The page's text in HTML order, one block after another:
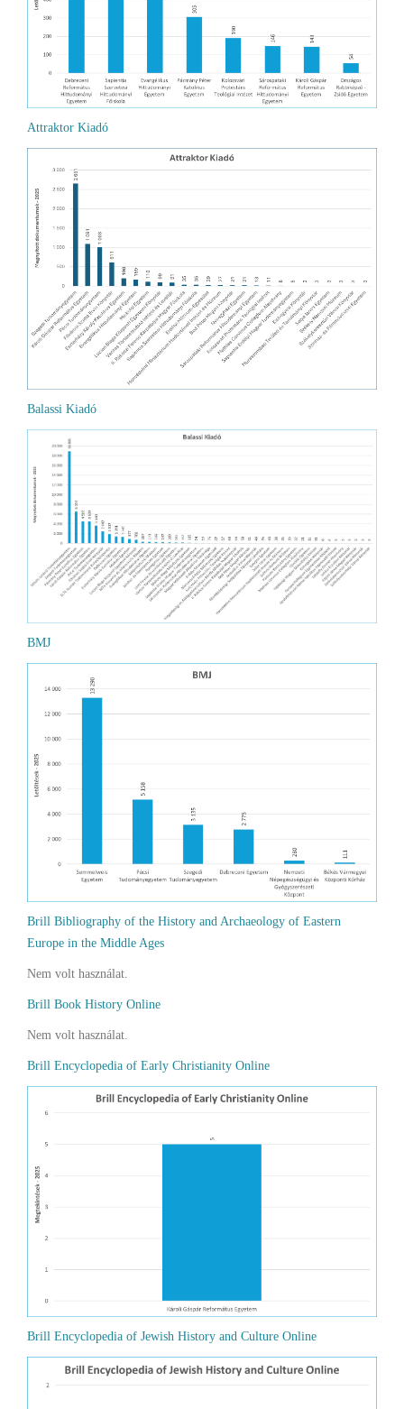
Attraktor Kiadó
Balassi Kiadó
BMJ
Brill Bibliography of the History and Archaeology of Eastern
Europe in the Middle Ages
Nem volt használat.
Brill Book History Online
Nem volt használat.
Brill Encyclopedia of Early Christianity Online
Brill Encyclopedia of Jewish History and Culture Online